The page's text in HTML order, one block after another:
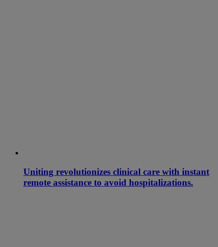
Uniting revolutionizes clinical care with instant
remote assistance to avoid hospitalizations.